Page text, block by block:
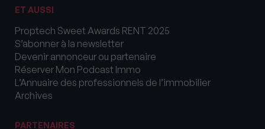
ET AUSSI
Proptech Sweet Awards RENT 2025
S’abonner à la newsletter
Devenir annonceur ou partenaire
Réserver Mon Podcast Immo
L’Annuaire des professionnels de l’immobilier
Archives
PARTENAIRES